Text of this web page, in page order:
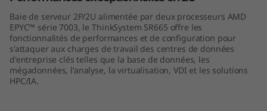
e
m
Baie de serveur 2P/2U alimentée par deux processeurs AMD
EPYC™ série 7003, le ThinkSystem SR665 offre les
fonctionnalités de performances et de configuration pour
s'attaquer aux charges de travail des centres de données
d'entreprise clés telles que la base de données, les
mégadonnées, l'analyse, la virtualisation, VDI et les solutions
HPC/IA.